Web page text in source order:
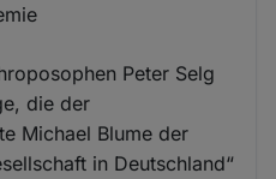
Peter Selg
die der
Michael Blume der
in Deutschland“